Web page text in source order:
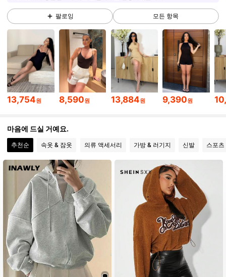
4.80 18K 팔로워
4.80 18K 팔로워
4.80 18K 팔로워
4.80 18K 팔로워
4.80 18K 팔로워
4.80 18K 팔로워
4.80 18K 팔로워
팔로잉 모든 항목
13,754원 8,590원 13,884원 9,390원
마음에 드실 거예요.
추천순 속옷 & 잠옷 의류 액세서리 가방 & 러기지 신발 스포